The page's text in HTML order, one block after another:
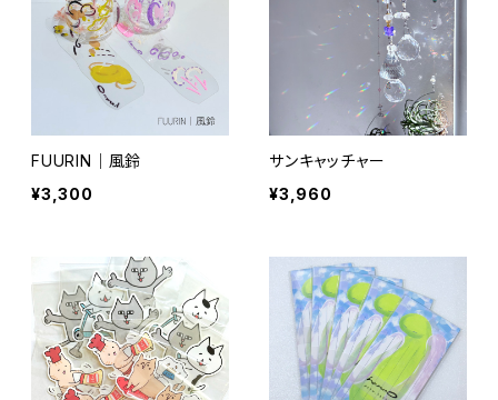
FUURIN｜風鈴
¥3,300
サンキャッチャー
¥3,960